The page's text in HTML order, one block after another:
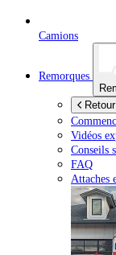
Camions
Remorques
Vidéos
Conseils
FAQ
Attaches